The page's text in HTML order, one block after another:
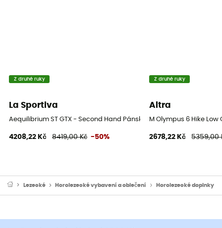
Z druhé ruky
La Sportiva
Aequilibrium ST GTX - Second Hand Pánské horolezecké boty -
4208,22 Kč 8419,00 Kč -50%
Z druhé ruky
Altra
M Olympus 6 Hike
2678,22 Kč 5359,00
Lezecké Horolezecké vybavení a oblečení Horolezecké doplnky